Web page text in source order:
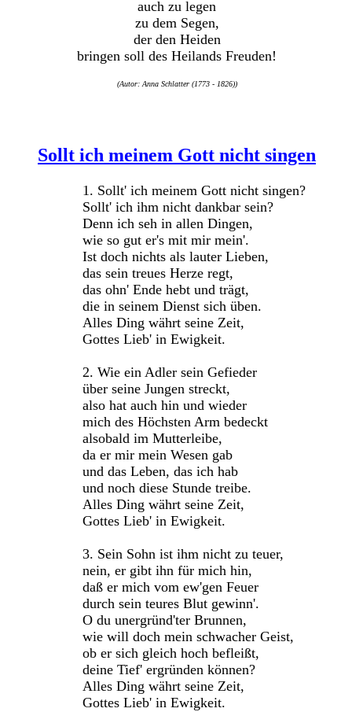
auch zu legen
zu dem Segen,
der den Heiden
bringen soll des Heilands Freuden!
(Autor: Anna Schlatter (1773 - 1826))
Sollt ich meinem Gott nicht singen
1. Sollt' ich meinem Gott nicht singen?
Sollt' ich ihm nicht dankbar sein?
Denn ich seh in allen Dingen,
wie so gut er's mit mir mein'.
Ist doch nichts als lauter Lieben,
das sein treues Herze regt,
das ohn' Ende hebt und trägt,
die in seinem Dienst sich üben.
Alles Ding währt seine Zeit,
Gottes Lieb' in Ewigkeit.
2. Wie ein Adler sein Gefieder
über seine Jungen streckt,
also hat auch hin und wieder
mich des Höchsten Arm bedeckt
alsobald im Mutterleibe,
da er mir mein Wesen gab
und das Leben, das ich hab
und noch diese Stunde treibe.
Alles Ding währt seine Zeit,
Gottes Lieb' in Ewigkeit.
3. Sein Sohn ist ihm nicht zu teuer,
nein, er gibt ihn für mich hin,
daß er mich vom ew'gen Feuer
durch sein teures Blut gewinn'.
O du unergründ'ter Brunnen,
wie will doch mein schwacher Geist,
ob er sich gleich hoch befleißt,
deine Tief' ergründen können?
Alles Ding währt seine Zeit,
Gottes Lieb' in Ewigkeit.